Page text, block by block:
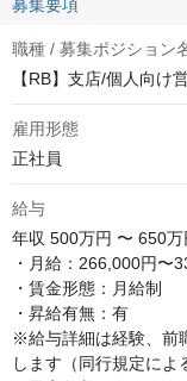
募集要項
職種 / 募集ポジション
【RB】支店/個人向け
雇用形態
正社員
給与
年収 500万円 〜 650万
・月給：266,000円〜
・賃金形態：月給制
・昇給有無：有
※給与詳細は経験、前
します（同行規定によ